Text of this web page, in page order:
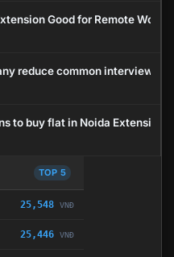
Good for Remote Work?
reduce common interview
to buy flat in Noida Extension?
TOP 5
25,548 VNĐ
25,446 VNĐ